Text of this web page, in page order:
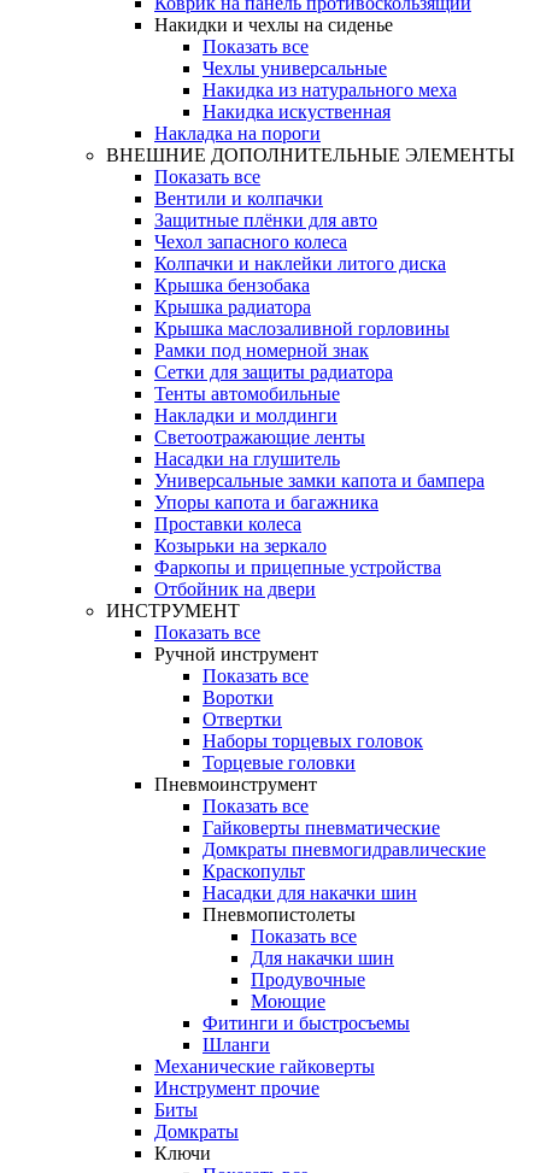
Накидки и чехлы на сиденье
Показать все
Чехлы универсальные
Накидка из натурального меха
Накидка искуственная
Накладка на пороги
ВНЕШНИЕ ДОПОЛНИТЕЛЬНЫЕ ЭЛЕМЕНТЫ
Показать все
Вентили и колпачки
Защитные плёнки для авто
Чехол запасного колеса
Колпачки и наклейки литого диска
Крышка бензобака
Крышка радиатора
Крышка маслозаливной горловины
Рамки под номерной знак
Сетки для защиты радиатора
Тенты автомобильные
Накладки и молдинги
Светоотражающие ленты
Насадки на глушитель
Универсальные замки капота и бампера
Упоры капота и багажника
Проставки колеса
Козырьки на зеркало
Фаркопы и прицепные устройства
Отбойник на двери
ИНСТРУМЕНТ
Показать все
Ручной инструмент
Показать все
Воротки
Отвертки
Наборы торцевых головок
Торцевые головки
Пневмоинструмент
Показать все
Гайковерты пневматические
Домкраты пневмогидравлические
Краскопульт
Насадки для накачки шин
Пневмопистолеты
Показать все
Для накачки шин
Продувочные
Моющие
Фитинги и быстросъемы
Шланги
Механические гайковерты
Инструмент прочиe
Биты
Домкраты
Ключи